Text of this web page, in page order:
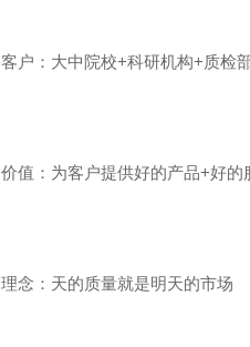
客户：大中院校+科研机构+质检
价值：为客户提供好的产品+好的
理念：天的质量就是明天的市场